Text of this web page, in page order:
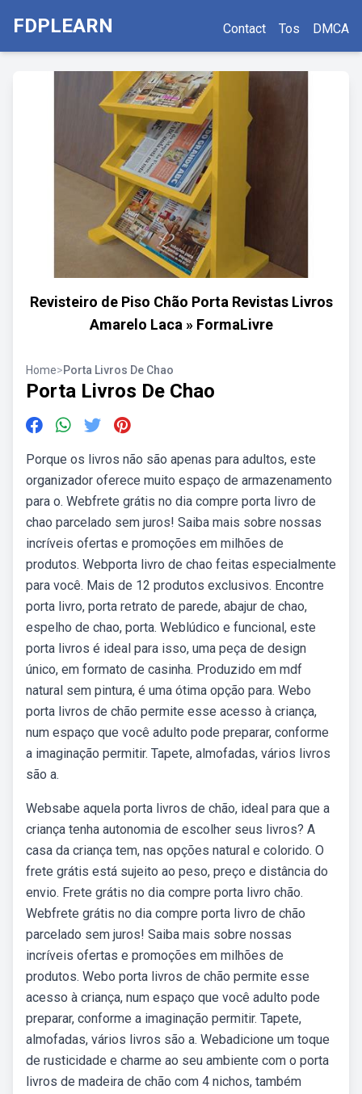
FDPLEARN Contact Tos DMCA
Revisteiro de Piso Chão Porta Revistas Livros
Amarelo Laca » FormaLivre
Home>Porta Livros De Chao
Porta Livros De Chao
Porque os livros não são apenas para adultos, este
organizador oferece muito espaço de armazenamento
para o. Webfrete grátis no dia compre porta livro de
chao parcelado sem juros! Saiba mais sobre nossas
incríveis ofertas e promoções em milhões de
produtos. Webporta livro de chao feitas especialmente
para você. Mais de 12 produtos exclusivos. Encontre
porta livro, porta retrato de parede, abajur de chao,
espelho de chao, porta. Weblúdico e funcional, este
porta livros é ideal para isso, uma peça de design
único, em formato de casinha. Produzido em mdf
natural sem pintura, é uma ótima opção para. Webo
porta livros de chão permite esse acesso à criança,
num espaço que você adulto pode preparar, conforme
a imaginação permitir. Tapete, almofadas, vários livros
são a.
Websabe aquela porta livros de chão, ideal para que a
criança tenha autonomia de escolher seus livros? A
casa da criança tem, nas opções natural e colorido. O
frete grátis está sujeito ao peso, preço e distância do
envio. Frete grátis no dia compre porta livro chão.
Webfrete grátis no dia compre porta livro de chão
parcelado sem juros! Saiba mais sobre nossas
incríveis ofertas e promoções em milhões de
produtos. Webo porta livros de chão permite esse
acesso à criança, num espaço que você adulto pode
preparar, conforme a imaginação permitir. Tapete,
almofadas, vários livros são a. Webadicione um toque
de rusticidade e charme ao seu ambiente com o porta
livros de madeira de chão com 4 nichos, também